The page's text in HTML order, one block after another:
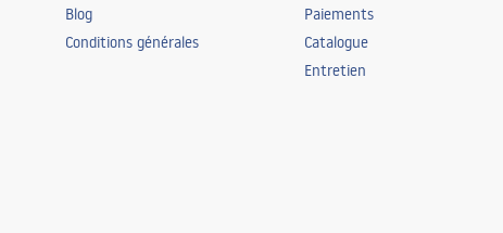
Blog
Conditions générales
Paiements
Catalogue
Entretien